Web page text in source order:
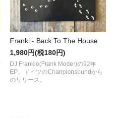
Franki - Back To The House
1,980円(税180円)
DJ Frankie(Frank Moder)の92年
EP。ドイツのChanpionsoundから
のリリース。